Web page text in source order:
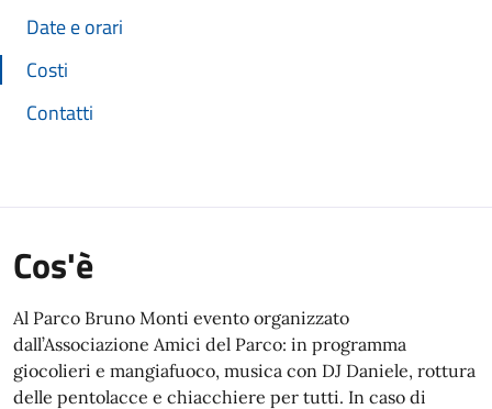
Date e orari
Costi
Contatti
Cos'è
Al Parco Bruno Monti evento organizzato
dall’Associazione Amici del Parco: in programma
giocolieri e mangiafuoco, musica con DJ Daniele, rottura
delle pentolacce e chiacchiere per tutti. In caso di